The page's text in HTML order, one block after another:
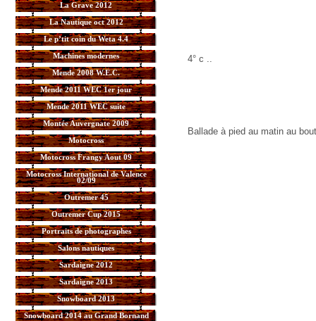
La Grave 2012
La Nautique oct 2012
Le p’tit coin du Weta 4.4
Machines modernes
Mende 2008 W.E.C.
Mende 2011 WEC 1er jour
Mende 2011 WEC suite
Montée Auvergnate 2009
Motocross
Motocross Frangy Aout 09
Motocross International de Valence
02/09
Outremer 45
Outremer Cup 2015
Portraits de photographes
Salons nautiques
Sardaigne 2012
Sardaigne 2013
Snowboard 2013
Snowboard 2014 au Grand Bornand
4° c ..
Ballade à pied au matin au